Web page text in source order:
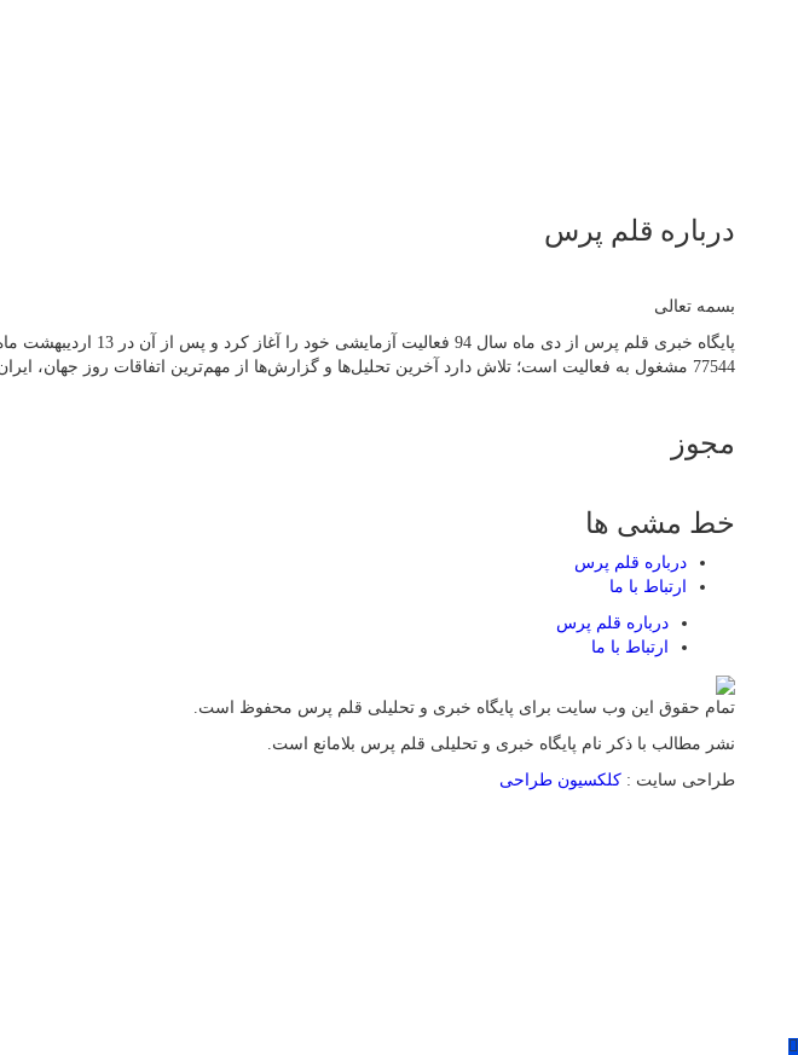
درباره قلم پرس
بسمه تعالی
77544 مشغول به فعالیت است؛ تلاش دارد آخرین تحلیل‌ها و گزارش‌ها از مهم‌ترین اتفاقات روز جهان، ایران و استان آذربایجان‌شرقی را به صورت آنلاین در اختیار مخاطبان خود قرار دهد.
مجوز
خط مشی ها
درباره قلم پرس
ارتباط با ما
درباره قلم پرس
ارتباط با ما
تمام حقوق این وب سایت برای پایگاه خبری و تحلیلی قلم پرس محفوظ است.
نشر مطالب با ذکر نام پایگاه خبری و تحلیلی قلم پرس بلامانع است.
طراحی سایت : کلکسیون طراحی